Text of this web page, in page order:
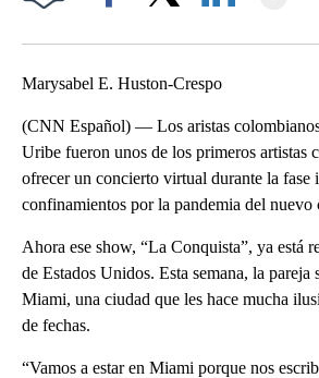
Marysabel E. Huston-Crespo
(CNN Español) — Los aristas colombianos
Uribe fueron unos de los primeros artistas
ofrecer un concierto virtual durante la fase
confinamientos por la pandemia del nuevo
Ahora ese show, “La Conquista”, ya está
de Estados Unidos. Esta semana, la pareja
Miami, una ciudad que les hace mucha
de fechas.
“Vamos a estar en Miami porque nos